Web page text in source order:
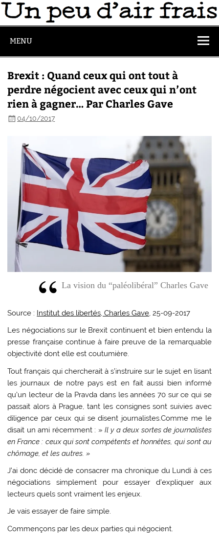
MENU
Brexit : Quand ceux qui ont tout à
perdre négocient avec ceux qui n’ont
rien à gagner… Par Charles Gave
04/10/2017
La vision du “paléolibéral” Charles Gave
Source : Institut des libertés, Charles Gave, 25-09-2017
Les négociations sur le Brexit continuent et bien entendu la
presse française continue à faire preuve de la remarquable
objectivité dont elle est coutumière.
Tout français qui chercherait à s’instruire sur le sujet en lisant
les journaux de notre pays est en fait aussi bien informé
qu’un lecteur de la Pravda dans les années 70 sur ce qui se
passait alors à Prague, tant les consignes sont suivies avec
diligence par ceux qui se disent journalistes.Comme me le
disait un ami récemment : » Il y a deux sortes de journalistes
en France : ceux qui sont compétents et honnêtes, qui sont au
chômage, et les autres. »
J’ai donc décidé de consacrer ma chronique du Lundi à ces
négociations simplement pour essayer d’expliquer aux
lecteurs quels sont vraiment les enjeux.
Je vais essayer de faire simple.
Commençons par les deux parties qui négocient.